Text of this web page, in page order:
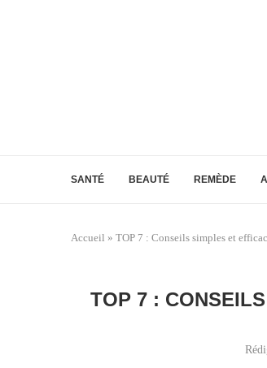
SANTÉ BEAUTÉ REMÈDE
Accueil » TOP 7 : Conseils simples et
TOP 7 :